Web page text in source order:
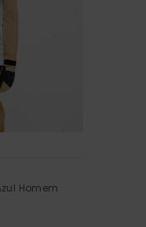
Homem